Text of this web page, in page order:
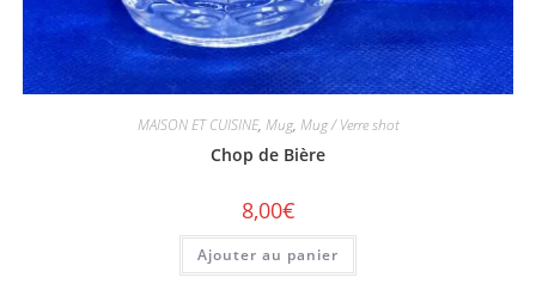
MAISON ET CUISINE, Mug, Mug / Verre shot
Chop de Bière
8,00€
Ajouter au panier